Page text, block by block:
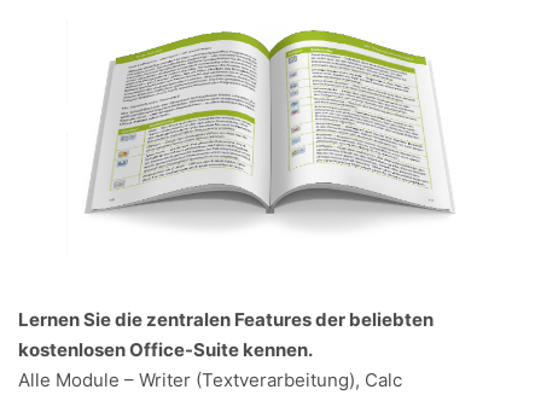
Lernen Sie die zentralen Features der beliebten
kostenlosen Office-Suite kennen.
Alle Module – Writer (Textverarbeitung), Calc